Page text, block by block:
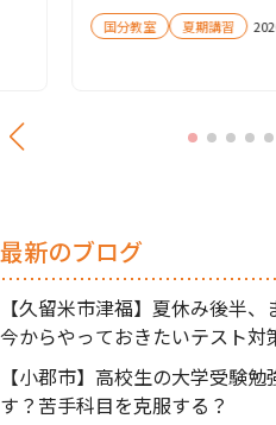
国分教室 夏期講習
最新のブログ
【久留米市津福】夏休み後半
今からやっておきたいテスト対
【小郡市】高校生の大学受験
す？苦手科目を克服する？